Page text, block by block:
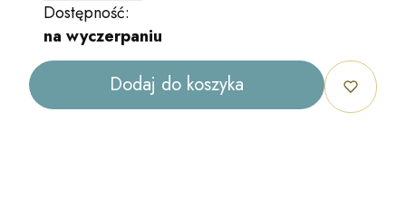
Dostępność:
na wyczerpaniu
Dodaj do koszyka